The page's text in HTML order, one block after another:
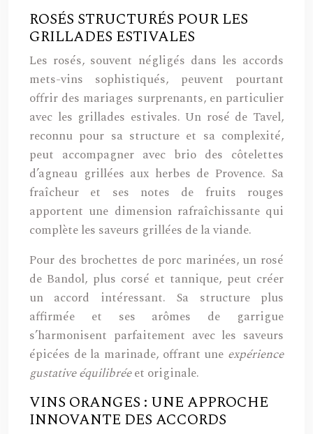
ROSÉS STRUCTURÉS POUR LES
GRILLADES ESTIVALES
Les rosés, souvent négligés dans les accords
mets-vins sophistiqués, peuvent pourtant
offrir des mariages surprenants, en particulier
avec les grillades estivales. Un rosé de Tavel,
reconnu pour sa structure et sa complexité,
peut accompagner avec brio des côtelettes
d’agneau grillées aux herbes de Provence. Sa
fraîcheur et ses notes de fruits rouges
apportent une dimension rafraîchissante qui
complète les saveurs grillées de la viande.
Pour des brochettes de porc marinées, un rosé
de Bandol, plus corsé et tannique, peut créer
un accord intéressant. Sa structure plus
affirmée et ses arômes de garrigue
s’harmonisent parfaitement avec les saveurs
épicées de la marinade, offrant une expérience
gustative équilibréeet originale.
VINS ORANGES : UNE APPROCHE
INNOVANTE DES ACCORDS